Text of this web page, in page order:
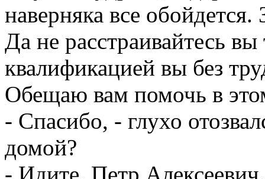
наверняка все
Да не расстраивайтесь
квалификацией вы без
Обещаю вам помочь в
- Спасибо, - глухо
домой?
- Идите, Петр